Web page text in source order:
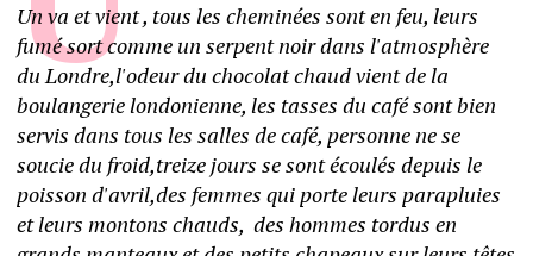
Un va et vient , tous les cheminées sont en feu, leurs
fumé sort comme un serpent noir dans l'atmosphère
du Londre,l'odeur du chocolat chaud vient de la
boulangerie londonienne, les tasses du café sont bien
servis dans tous les salles de café, personne ne se
soucie du froid,treize jours se sont écoulés depuis le
poisson d'avril,des femmes qui porte leurs parapluies
et leurs montons chauds,  des hommes tordus en